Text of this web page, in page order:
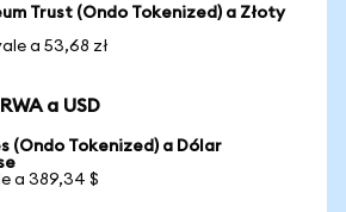
Trust (Ondo Tokenized) a Złoty
a 53,68 zł
a USD
(Ondo Tokenized) a Dólar
a 389,34 $